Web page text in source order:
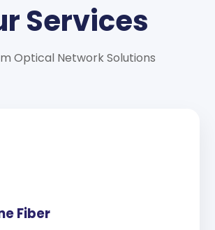
Services
Optical Network Solutions
Fiber